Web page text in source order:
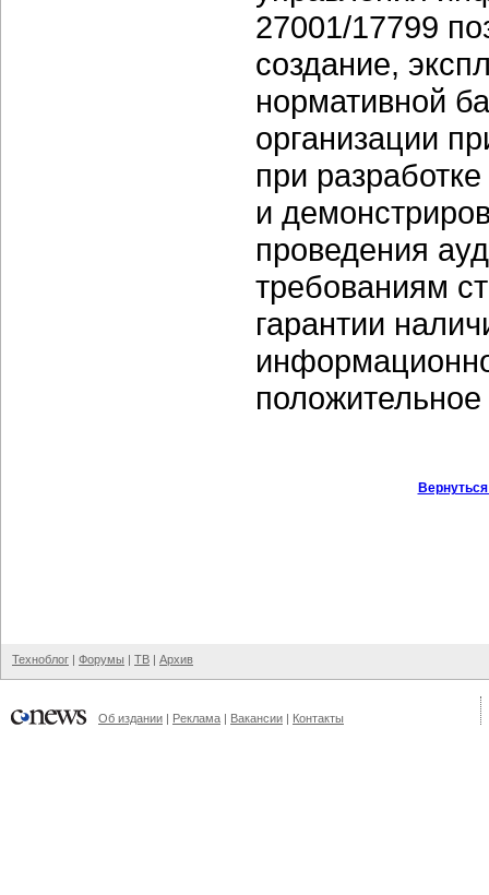
27001/17799
создание,
нормативной
организации
при
и
проведения
требованиям
гарантии
Техноблог | Форумы | ТВ | Архив
Об издании | Реклама | Вакансии | Контакты